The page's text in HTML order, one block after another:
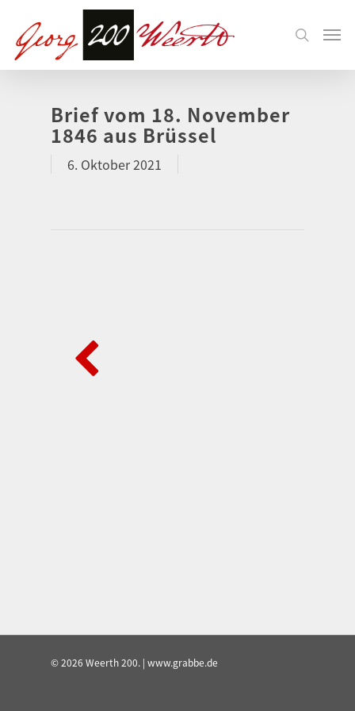
Brief vom 18. November
1846 aus Brüssel
6. Oktober 2021
© 2026 Weerth 200. | www.grabbe.de